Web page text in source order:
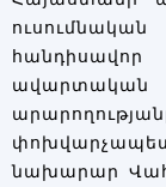
ավարտական
նախարար